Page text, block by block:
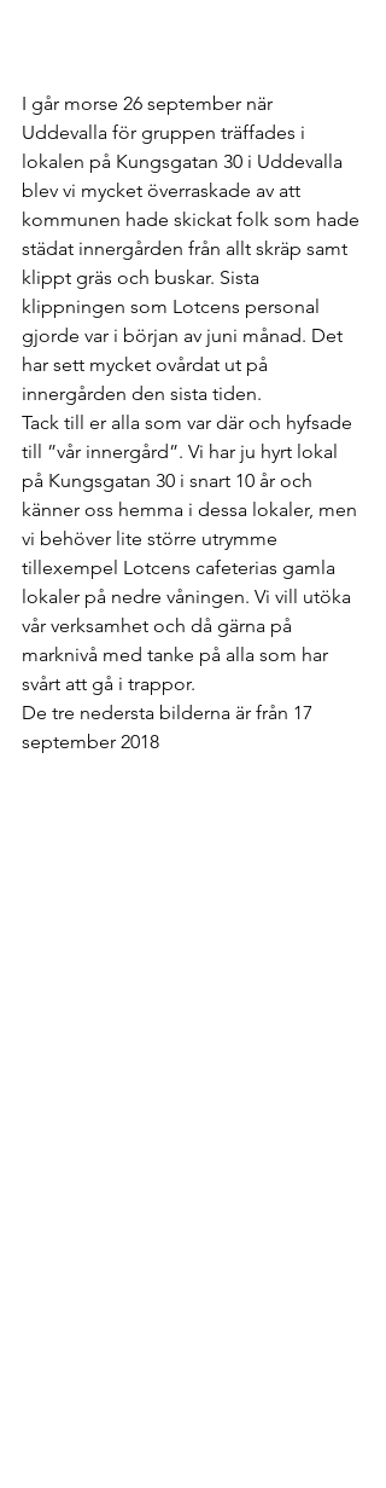
I går morse 26 september när
Uddevalla för gruppen träffades i
lokalen på Kungsgatan 30 i Uddevalla
blev vi mycket överraskade av att
kommunen hade skickat folk som hade
städat innergården från allt skräp samt
klippt gräs och buskar. Sista
klippningen som Lotcens personal
gjorde var i början av juni månad. Det
har sett mycket ovårdat ut på
innergården den sista tiden.
Tack till er alla som var där och hyfsade
till ”vår innergård”. Vi har ju hyrt lokal
på Kungsgatan 30 i snart 10 år och
känner oss hemma i dessa lokaler, men
vi behöver lite större utrymme
tillexempel Lotcens cafeterias gamla
lokaler på nedre våningen. Vi vill utöka
vår verksamhet och då gärna på
marknivå med tanke på alla som har
svårt att gå i trappor.
De tre nedersta bilderna är från 17
september 2018